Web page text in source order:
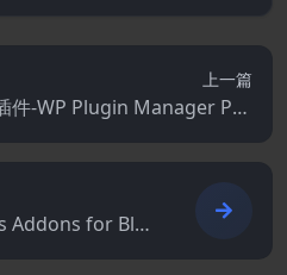
上一篇
件-WP Plugin Manager Pro
1.4.6
Addons for Bloc